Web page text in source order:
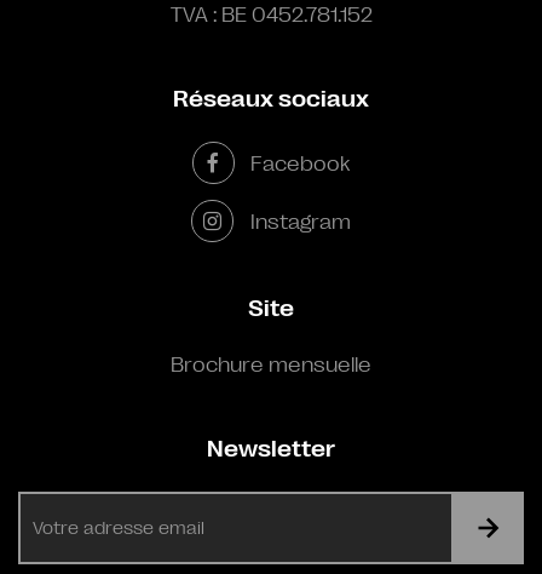
TVA : BE 0452.781.152
Réseaux sociaux
Facebook
Instagram
Site
Brochure mensuelle
Newsletter